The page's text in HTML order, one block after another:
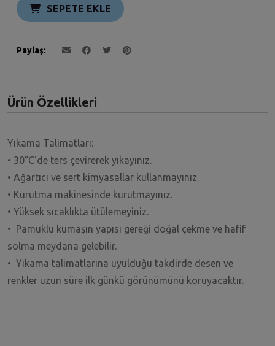
SEPETE EKLE
Paylaş
Ürün Özellikleri
Yıkama Talimatları:
• 30°C'de ters çevirerek yıkayınız.
• Ağartıcı ve sert kimyasallar kullanmayınız.
• Kurutma makinesinde kurutmayınız.
• Yüksek sıcaklıkta ütülemeyiniz.
• Pamuklu kumaşın yapısı gereği doğal çekme ve hafif
solma meydana gelebilir.
• Yıkama talimatlarına uyulduğu takdirde desen ve
renkler uzun süre ilk günkü görünümünü koruyacaktır.